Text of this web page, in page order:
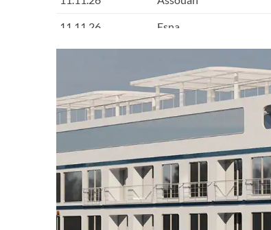
11.11.26 Esna
12.11.26 Esna
Louxor
13.11.26 Louxor
13.11.26
13.11.26 Louxor
14.11.26 Louxor
14.11.26 Le Caire